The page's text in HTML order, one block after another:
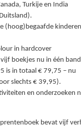
Turkije en India
(hoog)begaafde
in hardcover
boekjes nu in één
is in totaal € 79,75 – nu
slechts € 39,95).
en onderzoeken
bevat vijf